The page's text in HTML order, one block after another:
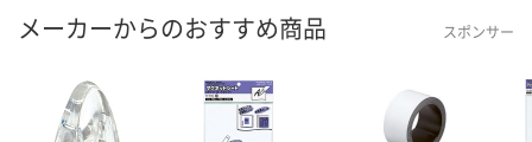
メーカーからのおすすめ商品 スポンサー